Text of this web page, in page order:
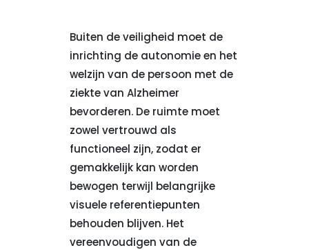
Buiten de veiligheid moet de
inrichting de autonomie en het
welzijn van de persoon met de
ziekte van Alzheimer
bevorderen. De ruimte moet
zowel vertrouwd als
functioneel zijn, zodat er
gemakkelijk kan worden
bewogen terwijl belangrijke
visuele referentiepunten
behouden blijven. Het
vereenvoudigen van de